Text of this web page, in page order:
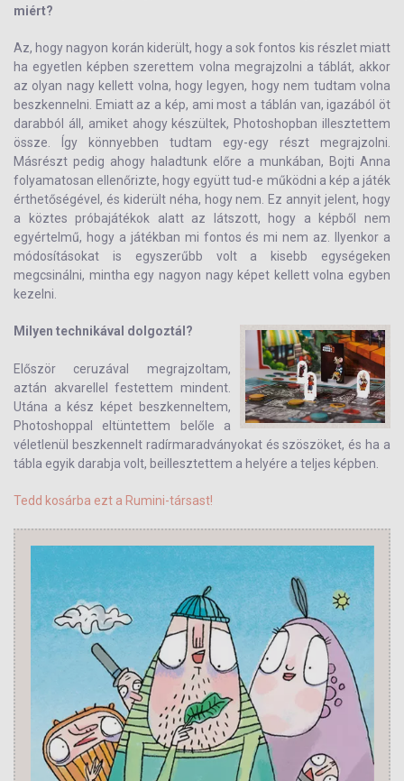
miért?
Az, hogy nagyon korán kiderült, hogy a sok fontos kis részlet miatt
ha egyetlen képben szerettem volna megrajzolni a táblát, akkor
az olyan nagy kellett volna, hogy legyen, hogy nem tudtam volna
beszkennelni. Emiatt az a kép, ami most a táblán van, igazából öt
darabból áll, amiket ahogy készültek, Photoshopban illesztettem
össze. Így könnyebben tudtam egy-egy részt megrajzolni.
Másrészt pedig ahogy haladtunk előre a munkában, Bojti Anna
folyamatosan ellenőrizte, hogy együtt tud-e működni a kép a játék
érthetőségével, és kiderült néha, hogy nem. Ez annyit jelent, hogy
a köztes próbajátékok alatt az látszott, hogy a képből nem
egyértelmű, hogy a játékban mi fontos és mi nem az. Ilyenkor a
módosításokat is egyszerűbb volt a kisebb egységeken
megcsinálni, mintha egy nagyon nagy képet kellett volna egyben
kezelni.
Milyen technikával dolgoztál?
Először ceruzával megrajzoltam,
aztán akvarellel festettem mindent.
Utána a kész képet beszkenneltem,
Photoshoppal eltüntettem belőle a
véletlenül beszkennelt radírmaradványokat és szöszöket, és ha a
tábla egyik darabja volt, beillesztettem a helyére a teljes képben.
Tedd kosárba ezt a Rumini-társast!